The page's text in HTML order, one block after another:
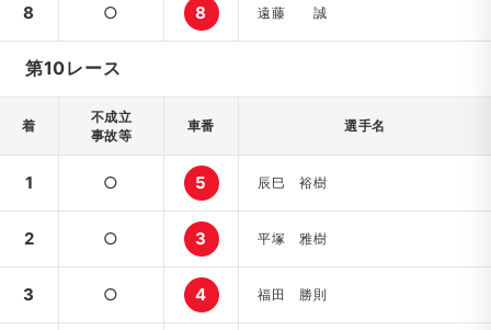
8 ○ 8 遠藤 誠
第10レース
着
不成立
事故等
車番 選手名
1 ○ 5 辰巳 裕樹
2 ○ 3 平塚 雅樹
3 ○ 4 福田 勝則